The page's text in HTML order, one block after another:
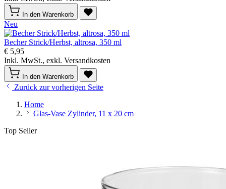
In den Warenkorb
Neu
Becher Strick/Herbst, altrosa, 350 ml
€ 5,95
Inkl. MwSt., exkl. Versandkosten
In den Warenkorb
Zurück zur vorherigen Seite
Home
Glas-Vase Zylinder, 11 x 20 cm
Top Seller